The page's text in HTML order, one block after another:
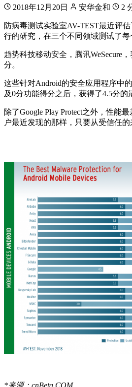
2018年12月20日 安华金和 2
防病毒测试实验室AV-TEST最近评
行的研究，在三个不同领域测试了
趋势科技移动安全，腾讯WeSecure
分。
这些针对Android的安全应用程序中
及0分功能得分之后，获得了4.5分的
除了Google Play Protect之外，性能
户最近发现的那样，只要从受信任
*来源：cnBeta.COM